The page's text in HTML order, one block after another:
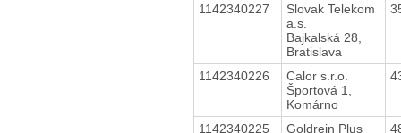
1142340227
Slovak Telekom
a.s.
Bajkalská 28,
Bratislava
1142340226
Calor s.r.o.
Športová 1,
Komárno
1142340225 Goldrein Plus